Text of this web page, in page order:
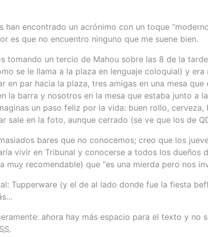
encontrado un acrónimo con un toque
es que no encuentro ninguno que me suene bien.
tomando un tercio de Mahou sobre las 8 de la
se le llama a la plaza en lenguaje coloquial) y
par hacia la plaza, tres amigas en una mesa
la barra y nosotros en la mesa que estaba junto a
un paso feliz por la vida: buen rollo,
sale en la foto, aunque cerrado (se ve que los de
bares que no conocemos; creo que los
vivir en Tribunal y conocerse a todos los dueños
recomendable) que “es una mierda pero nos
Tupperware (y el de al lado donde fue la fiesta
ahora hay más espacio para el texto y no
.